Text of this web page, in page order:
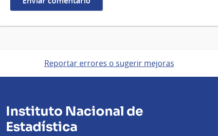
Reportar errores o sugerir mejoras
Instituto Nacional de
Estadística